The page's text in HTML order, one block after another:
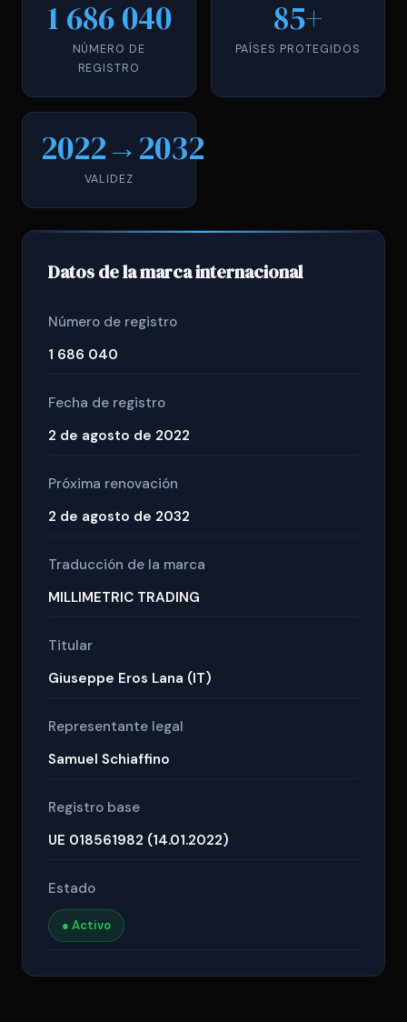
1 686 040
NÚMERO DE
REGISTRO
85+
PAÍSES PROTEGIDOS
2022→2032
VALIDEZ
Datos de la marca internacional
Número de registro
1 686 040
Fecha de registro
2 de agosto de 2022
Próxima renovación
2 de agosto de 2032
Traducción de la marca
MILLIMETRIC TRADING
Titular
Giuseppe Eros Lana (IT)
Representante legal
Samuel Schiaffino
Registro base
UE 018561982 (14.01.2022)
Estado
● Activo